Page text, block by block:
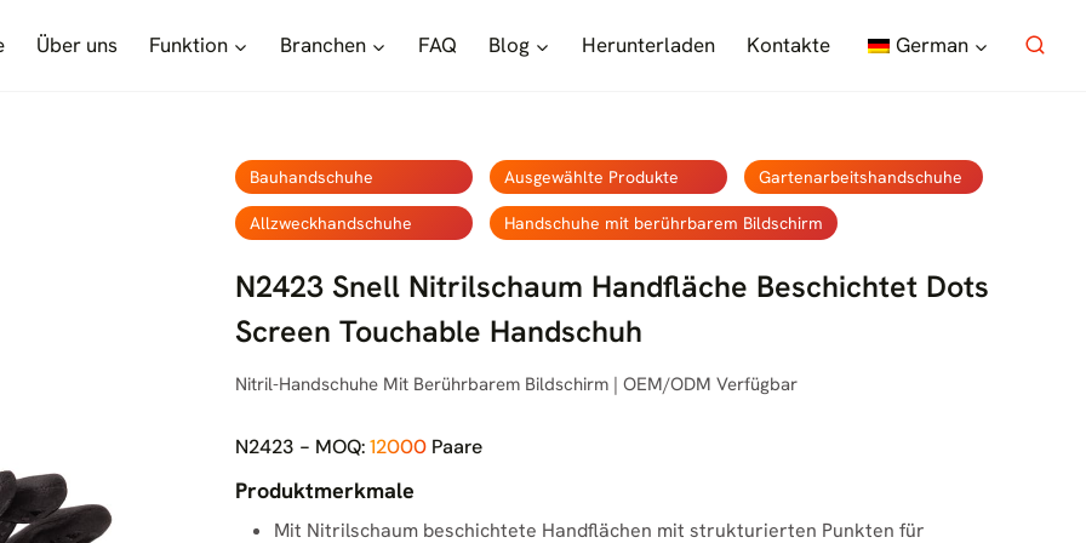
Über uns Funktion Branchen FAQ Blog Herunterladen Kontakte German
Bauhandschuhe Ausgewählte Produkte Gartenarbeitshandschuhe
Allzweckhandschuhe Handschuhe mit berührbarem Bildschirm
N2423 Snell Nitrilschaum Handfläche Beschichtet Dots
Screen Touchable Handschuh
Nitril-Handschuhe Mit Berührbarem Bildschirm | OEM/ODM Verfügbar
N2423 - MOQ:12000 Paare
Produktmerkmale
Mit Nitrilschaum beschichtete Handflächen mit strukturierten Punkten für